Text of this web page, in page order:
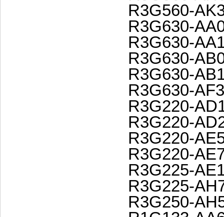
R3G560-
R3G630-
R3G630-
R3G630-
R3G630-
R3G630-
R3G220-
R3G220-
R3G220-
R3G220-
R3G225-
R3G225-
R3G250-